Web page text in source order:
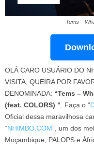
Tems –
OLÁ CARO USUÁRIO DO
VISITA, QUEIRA POR
DENOMINADA: “Tems –
(feat. COLORS) ” . Faça o “
Oficial dessa maravilhosa
“NHIMBO.COM”, um dos
Moçambique, PALOPS e